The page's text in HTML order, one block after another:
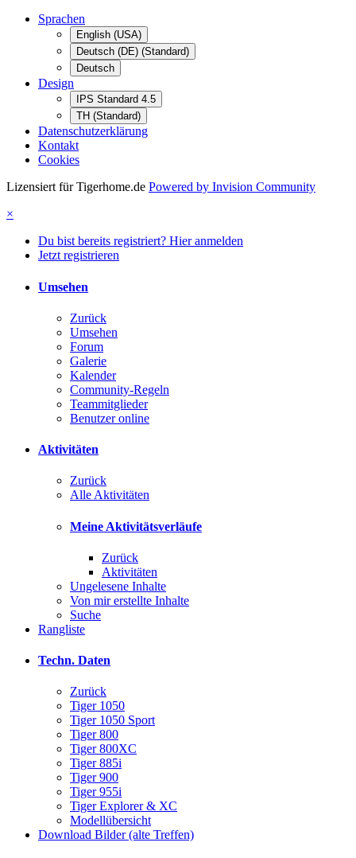
Sprachen
English (USA)
Deutsch (DE) (Standard)
Deutsch
Design
IPS Standard 4.5
TH (Standard)
Datenschutzerklärung
Kontakt
Cookies
Lizensiert für Tigerhome.de Powered by Invision Community
×
Du bist bereits registriert? Hier anmelden
Jetzt registrieren
Umsehen
Zurück
Umsehen
Forum
Galerie
Kalender
Community-Regeln
Teammitglieder
Benutzer online
Aktivitäten
Zurück
Alle Aktivitäten
Meine Aktivitätsverläufe
Zurück
Aktivitäten
Ungelesene Inhalte
Von mir erstellte Inhalte
Suche
Rangliste
Techn. Daten
Zurück
Tiger 1050
Tiger 1050 Sport
Tiger 800
Tiger 800XC
Tiger 885i
Tiger 900
Tiger 955i
Tiger Explorer & XC
Modellübersicht
Download Bilder (alte Treffen)